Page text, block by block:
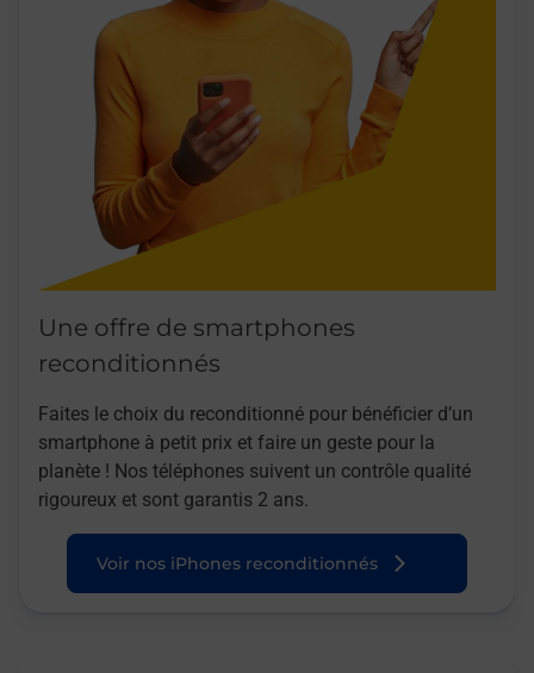
Une offre de smartphones
reconditionnés
Faites le choix du reconditionné pour bénéficier d’un
smartphone à petit prix et faire un geste pour la
planète ! Nos téléphones suivent un contrôle qualité
rigoureux et sont garantis 2 ans.
Voir nos iPhones reconditionnés